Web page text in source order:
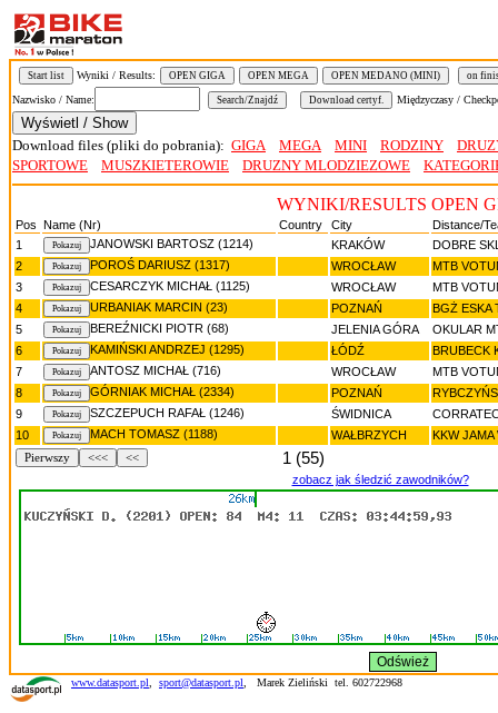
Start list Wyniki / Results: OPEN GIGA OPEN MEGA OPEN MEDANO (MINI) on
Nazwisko / Name: Międzyczasy /
Download files (pliki do pobrania): GIGA MEGA MINI RODZINY
SPORTOWE
MUSZKIETEROWIE DRUZNY MLODZIEZOWE
WYNIKI/RESULTS OPEN
Pos Name (Nr) Country City
Distance/
1
JANOWSKI BARTOSZ (1214) KRAKÓW
DOBRE
2
POROŚ DARIUSZ (1317) WROCŁAW
MTB
3
CESARCZYK MICHAŁ (1125) WROCŁAW
MTB
4
URBANIAK MARCIN (23) POZNAŃ
BGŻ ESKA
5
BEREŹNICKI PIOTR (68) JELENIA GÓRA
OKULAR
6
KAMIŃSKI ANDRZEJ (1295) ŁÓDŹ
BRUBECK
7
ANTOSZ MICHAŁ (716) WROCŁAW
MTB
8
GÓRNIAK MICHAŁ (2334) POZNAŃ
9
SZCZEPUCH RAFAŁ (1246) ŚWIDNICA
10
MACH TOMASZ (1188) WAŁBRZYCH KKW JAMA
Pierwszy <<< << 1 (55)
zobacz jak śledzić zawodników?
www.datasport.pl sport@datasport.pl Marek Zieliński tel. 602722968